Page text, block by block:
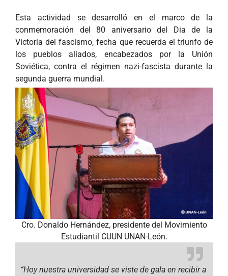
Esta actividad se desarrolló en el marco de la
conmemoración del 80 aniversario del Dia de la
Victoria del fascismo, fecha que recuerda el triunfo de
los pueblos aliados, encabezados por la Unión
Soviética, contra el régimen nazi­-fascista durante la
segunda guerra mundial.
Cro. Donaldo Hernández, presidente del Movimiento
Estudiantil CUUN UNAN-León.
“Hoy nuestra universidad se viste de gala en recibir a